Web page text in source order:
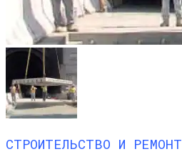
СТРОИТЕЛЬСТВО И РЕМОНТ